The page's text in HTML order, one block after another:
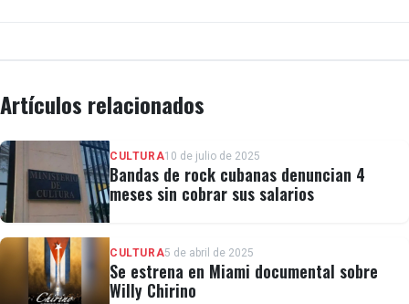
Artículos relacionados
CULTURA10 de julio de 2025
Bandas de rock cubanas denuncian 4
meses sin cobrar sus salarios
CULTURA5 de abril de 2025
Se estrena en Miami documental sobre
Willy Chirino